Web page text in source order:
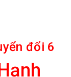
đổi 6